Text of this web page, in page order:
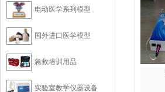
电动医学系列模型
国外进口医学模型
急救培训用品
实验室教学仪器设备